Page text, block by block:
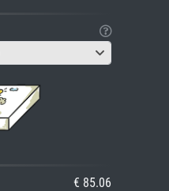
€ 85.06